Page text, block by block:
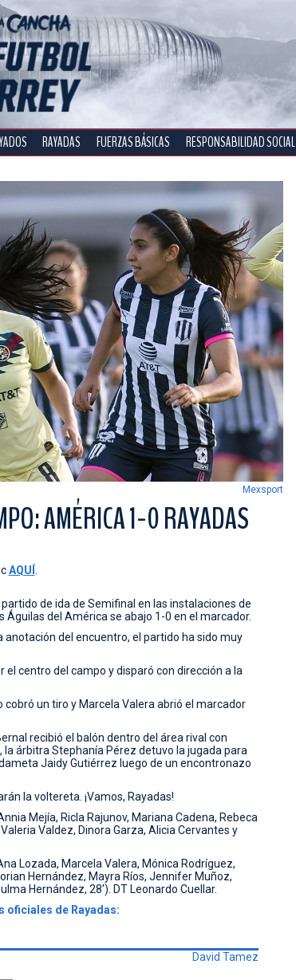
RAYADAS FUERZAS BÁSICAS RESPONSABILIDAD SOCIAL
Mexsport
AMÉRICA 1-0 RAYADAS
AQUÍ
de ida de Semifinal en las instalaciones de
Águilas del América se abajo 1-0 en el marcador.
anotación del encuentro, el partido ha sido muy
el centro del campo y disparó con dirección a la
un tiro y Marcela Valera abrió el marcador
recibió el balón dentro del área rival con
árbitra Stephanía Pérez detuvo la jugada para
Jaidy Gutiérrez luego de un encontronazo
la voltereta. ¡Vamos, Rayadas!
Mejía, Ricla Rajunov, Mariana Cadena, Rebeca
Valdez, Dinora Garza, Alicia Cervantes y
Lozada, Marcela Valera, Mónica Rodríguez,
Hernández, Mayra Ríos, Jennifer Muñoz,
Hernández, 28'). DT Leonardo Cuellar.
oficiales de Rayadas:
David Tamez